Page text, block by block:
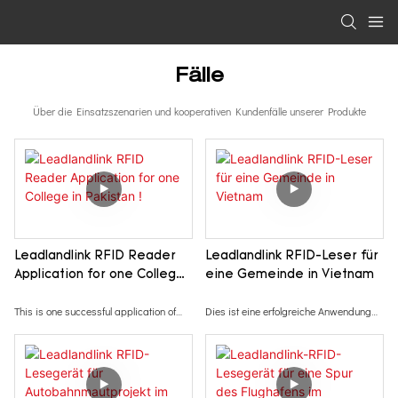
Fälle
Über die Einsatzszenarien und kooperativen Kundenfälle unserer Produkte
Leadlandlink RFID Reader
Application for one College
This is one successful application of
Reader was applied for one college in
Pakistan
It is used for staffs of students and
Leadlandlink RFID-Leser für
eine Gemeinde in Vietnam
Dies ist eine erfolgreiche Anwendung
Leadlandlink, der im Jahr 2020 in einer
Gemeinde in Vietnam installiert wurde.
Es kann Objekte (Karten/Tags) in einer